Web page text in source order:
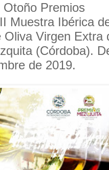
Premios
Muestra Ibérica
Oliva Virgen Extra
(Córdoba).
de 2019.